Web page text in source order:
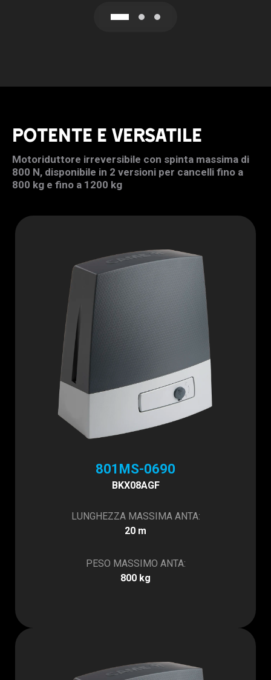
POTENTE E VERSATILE
Motoriduttore irreversibile con spinta massima di
800 N, disponibile in 2 versioni per cancelli fino a
800 kg e fino a 1200 kg
801MS-0690
BKX08AGF
LUNGHEZZA MASSIMA ANTA:
20 m
PESO MASSIMO ANTA:
800 kg